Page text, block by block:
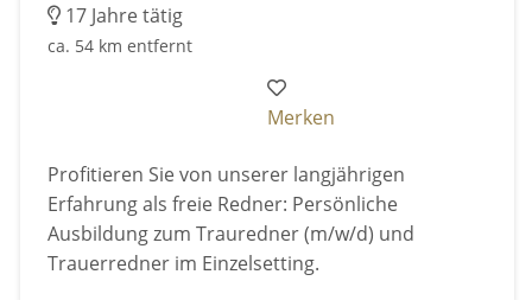
17 Jahre tätig
ca. 54 km entfernt
Merken
Profitieren Sie von unserer langjährigen
Erfahrung als freie Redner: Persönliche
Ausbildung zum Trauredner (m/w/d) und
Trauerredner im Einzelsetting.